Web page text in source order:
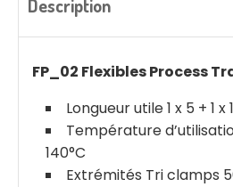
Description
FP_02 Flexibles Process
Longueur utile 1 x 5 + 1 x
Température
140°C
Extrémités Tri clamps